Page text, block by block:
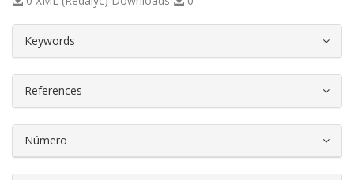
Keywords
References
Número